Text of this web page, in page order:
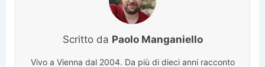
Scritto da Paolo Manganiello
Vivo a Vienna dal 2004. Da più di dieci anni racconto